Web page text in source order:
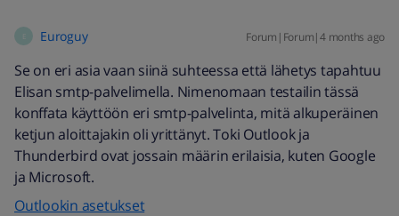
Euroguy Forum|Forum|4 months ago
Se on eri asia vaan siinä suhteessa että lähetys tapahtuu
Elisan smtp-palvelimella. Nimenomaan testailin tässä
konffata käyttöön eri smtp-palvelinta, mitä alkuperäinen
ketjun aloittajakin oli yrittänyt. Toki Outlook ja
Thunderbird ovat jossain määrin erilaisia, kuten Google
ja Microsoft.
Outlookin asetukset